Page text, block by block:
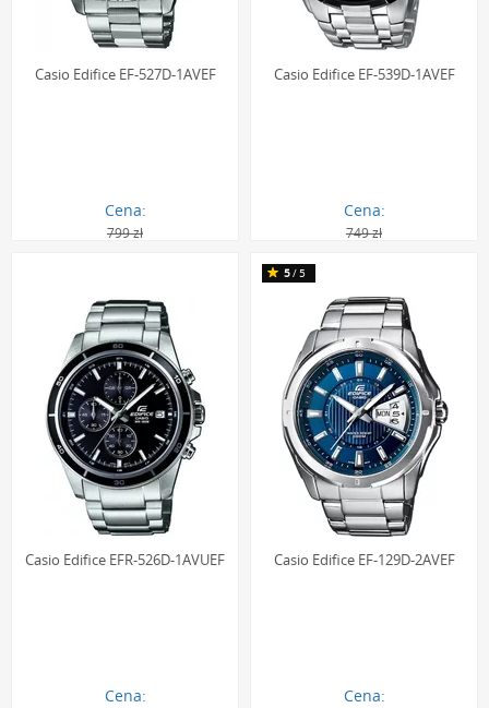
Casio Edifice EF-527D-1AVEF
Cena:
799 zł
Casio Edifice EF-539D-1AVEF
Cena:
749 zł
Casio Edifice EFR-526D-1AVUEF
Cena:
Casio Edifice EF-129D-2AVEF
Cena:
5/5